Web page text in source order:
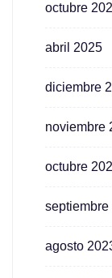
octubre
abril 2025
diciembre
noviembre
octubre
septiembre
agosto